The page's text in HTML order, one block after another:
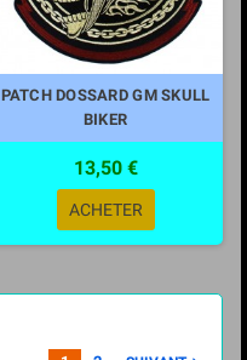
PATCH DOSSARD GM SKULL
BIKER
13,50 €
ACHETER